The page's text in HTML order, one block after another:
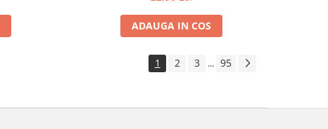
ADAUGA IN COS
1 2 3 ... 95